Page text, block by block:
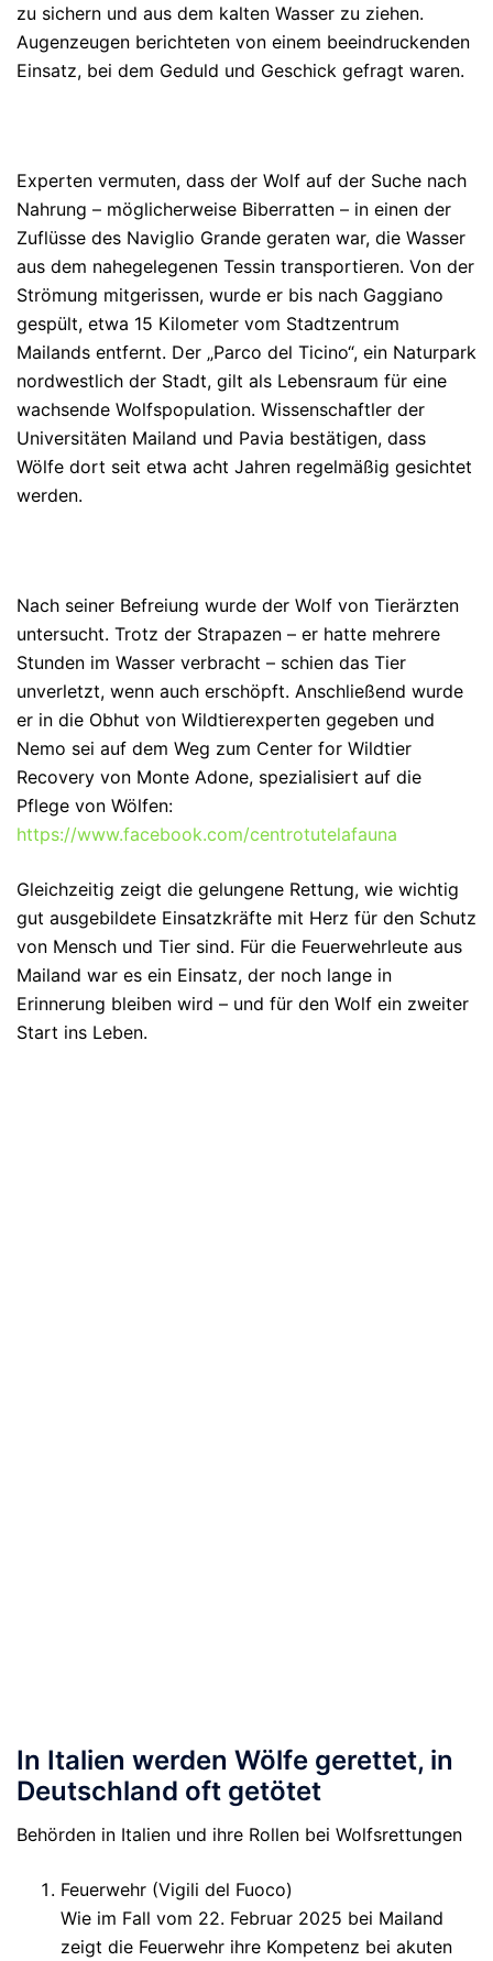
zu sichern und aus dem kalten Wasser zu ziehen.
Augenzeugen berichteten von einem beeindruckenden
Einsatz, bei dem Geduld und Geschick gefragt waren.
Experten vermuten, dass der Wolf auf der Suche nach
Nahrung – möglicherweise Biberratten – in einen der
Zuflüsse des Naviglio Grande geraten war, die Wasser
aus dem nahegelegenen Tessin transportieren. Von der
Strömung mitgerissen, wurde er bis nach Gaggiano
gespült, etwa 15 Kilometer vom Stadtzentrum
Mailands entfernt. Der „Parco del Ticino“, ein Naturpark
nordwestlich der Stadt, gilt als Lebensraum für eine
wachsende Wolfspopulation. Wissenschaftler der
Universitäten Mailand und Pavia bestätigen, dass
Wölfe dort seit etwa acht Jahren regelmäßig gesichtet
werden.
Nach seiner Befreiung wurde der Wolf von Tierärzten
untersucht. Trotz der Strapazen – er hatte mehrere
Stunden im Wasser verbracht – schien das Tier
unverletzt, wenn auch erschöpft. Anschließend wurde
er in die Obhut von Wildtierexperten gegeben und
Nemo sei auf dem Weg zum Center for Wildtier
Recovery von Monte Adone, spezialisiert auf die
Pflege von Wölfen:
https://www.facebook.com/centrotutelafauna
Gleichzeitig zeigt die gelungene Rettung, wie wichtig
gut ausgebildete Einsatzkräfte mit Herz für den Schutz
von Mensch und Tier sind. Für die Feuerwehrleute aus
Mailand war es ein Einsatz, der noch lange in
Erinnerung bleiben wird – und für den Wolf ein zweiter
Start ins Leben.
In Italien werden Wölfe gerettet, in
Deutschland oft getötet
Behörden in Italien und ihre Rollen bei Wolfsrettungen
Feuerwehr (Vigili del Fuoco)
Wie im Fall vom 22. Februar 2025 bei Mailand
zeigt die Feuerwehr ihre Kompetenz bei akuten